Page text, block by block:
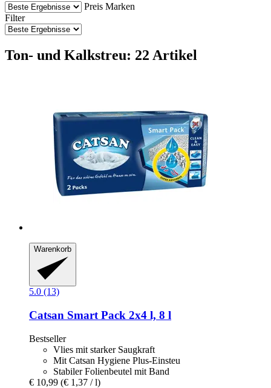
Preis Marken
Filter
Ton- und Kalkstreu: 22 Artikel
Warenkorb
5.0 (13)
Catsan Smart Pack 2x4 l, 8 l
Bestseller
Vlies mit starker Saugkraft
Mit Catsan Hygiene Plus-Einsteu
Stabiler Folienbeutel mit Band
€ 10,99 (€ 1,37 / l)